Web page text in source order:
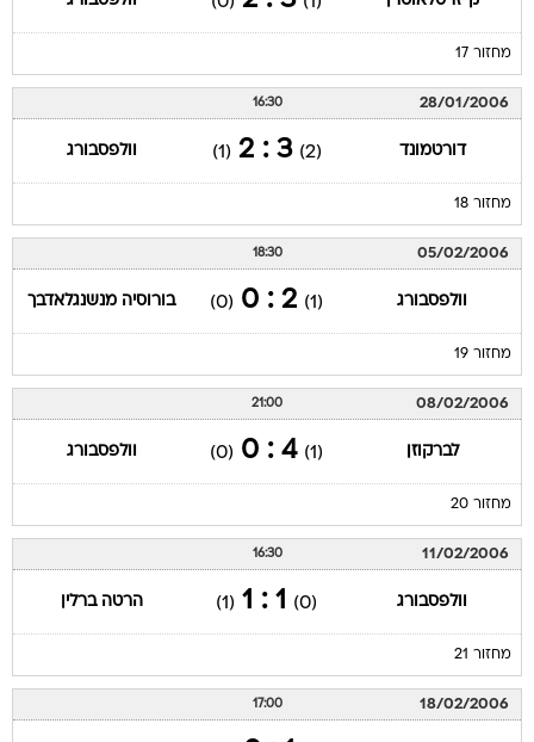
מחזור 17
28/01/2006
16:30
דורטמונד (2)
3 : 2
(1) וולפסבורג
מחזור 18
05/02/2006
18:30
וולפסבורג (1)
2 : 0
(0) בורוסיה מנשנגלאדבך
מחזור 19
08/02/2006
21:00
לברקוזן (1)
4 : 0
(0) וולפסבורג
מחזור 20
11/02/2006
16:30
וולפסבורג (0)
1 : 1
(1) הרטה ברלין
מחזור 21
18/02/2006
17:00